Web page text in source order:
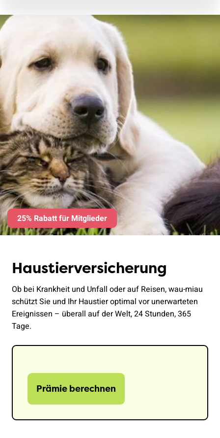
25% Rabatt für Mitglieder
Haustierversicherung
Ob bei Krankheit und Unfall oder auf Reisen, wau-miau
schützt Sie und Ihr Haustier optimal vor unerwarteten
Ereignissen – überall auf der Welt, 24 Stunden, 365
Tage.
Prämie berechnen